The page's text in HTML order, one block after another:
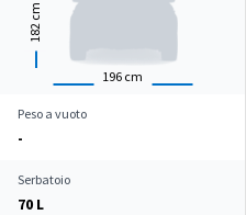
196 cm
182
cm
Peso a vuoto
-
Serbatoio
70 L